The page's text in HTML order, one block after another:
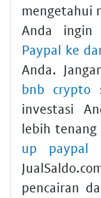
mengetahui
Anda ingin
Paypal ke
Anda.
bnb crypto
investasi
lebih tenang
up paypal
pencairan